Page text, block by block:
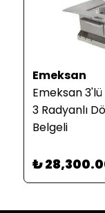
Emeksan
Emeksan
3 Radyanlı
Belgeli
₺